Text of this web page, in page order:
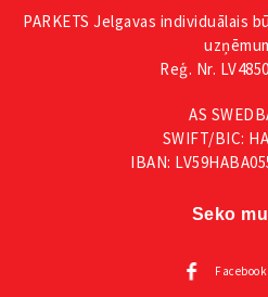
PARKETS Jelgavas individuālais
Reģ. Nr.
AS
SWIFT/BIC:
IBAN:
Seko
Facebook